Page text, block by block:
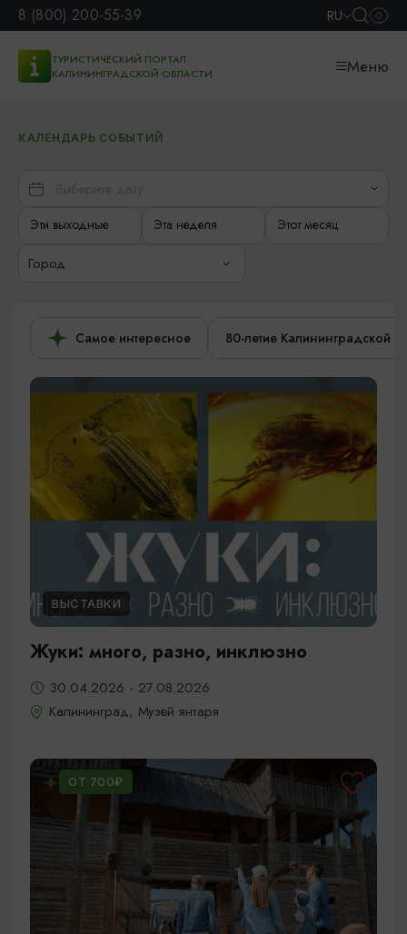
8 (800) 200-55-39 RU
ТУРИСТИЧЕСКИЙ ПОРТАЛ
КАЛИНИНГРАДСКОЙ ОБЛАСТИ
Меню
КАЛЕНДАРЬ СОБЫТИЙ
Эти выходные Эта неделя Этот месяц
Город
Самое интересное 80-летие Калининградской
ВЫСТАВКИ
Жуки: много, разно, инклюзно
30.04.2026 - 27.08.2026
Калининград, Музей янтаря
ОТ 700₽